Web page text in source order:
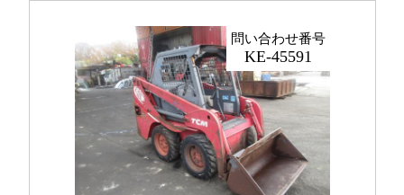
問い合わせ番号
KE-45591